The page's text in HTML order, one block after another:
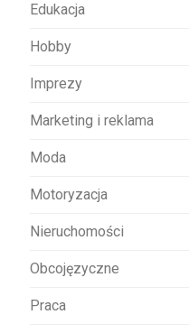
Edukacja
Hobby
Imprezy
Marketing i reklama
Moda
Motoryzacja
Nieruchomości
Obcojęzyczne
Praca